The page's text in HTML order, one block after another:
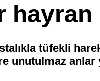
tüfekli
unutulmaz anlar